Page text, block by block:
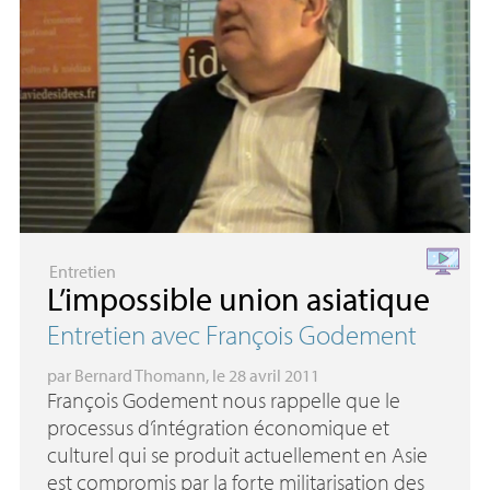
Entretien
L’impossible union asiatique
Entretien avec François Godement
par Bernard Thomann, le 28 avril 2011
François Godement nous rappelle que le
processus d’intégration économique et
culturel qui se produit actuellement en Asie
est compromis par la forte militarisation des